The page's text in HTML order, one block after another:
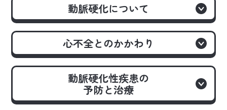
動脈硬化について
心不全とのかかわり
動脈硬化性疾患の
予防と治療